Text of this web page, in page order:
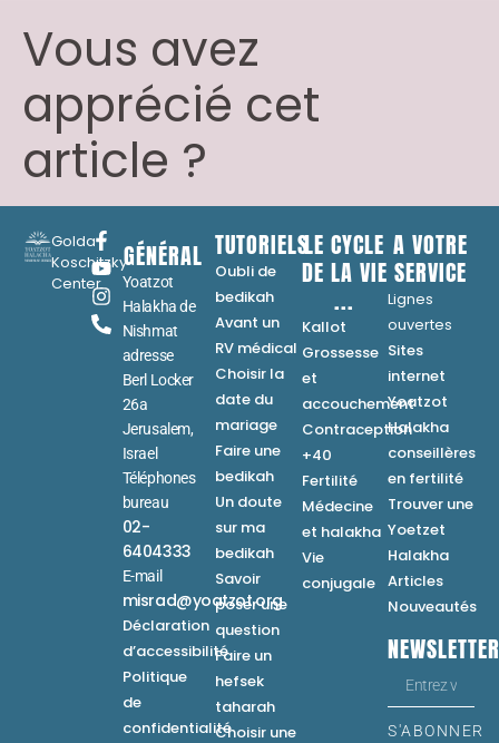
Vous avez
apprécié cet
article ?
Golda
Koschitzky
Center
GÉNÉRAL
Yoatzot
Halakha de
Nishmat
adresse
Berl Locker
26a
Jerusalem,
Israel
Téléphones
bureau
02-
6404333
E-mail
misrad@yoatzot.org
Déclaration
d’accessibilité
Politique
de
confidentialité
TUTORIELS
Oubli de
bedikah
Avant un
RV médical
Choisir la
date du
mariage
Faire une
bedikah
Un doute
sur ma
bedikah
Savoir
poser une
question
Faire un
hefsek
taharah
Choisir une
LE CYCLE
DE LA VIE
...
Kallot
Grossesse
et
accouchement
Contraception
+40
Fertilité
Médecine
et halakha
Vie
conjugale
A VOTRE
SERVICE
Lignes
ouvertes
Sites
internet
Yoatzot
Halakha
conseillères
en fertilité
Trouver une
Yoetzet
Halakha
Articles
Nouveautés
S'ABONNER